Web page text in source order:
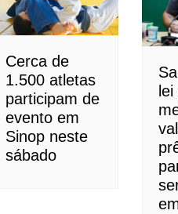
Cerca de
1.500 atletas
participam de
evento em
Sinop neste
sábado